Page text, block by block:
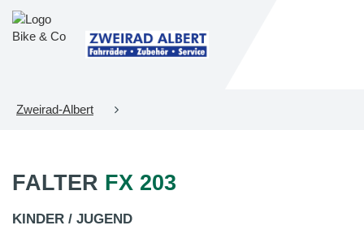
Zweirad-Albert
FALTER FX 203
KINDER / JUGEND